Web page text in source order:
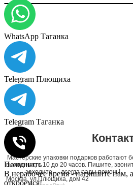
Мастерские упаковки подарков работают
выходных, с 10 до 20 часов. Пишите,
заходите — всегда рады помочь!
Москва, ул.Плющиха, дом 42
WhatsApp Таганка
Telegram Плющиха
Telegram Таганка
Позвонить
В нерабочее время - напишите нам,
откроемся!